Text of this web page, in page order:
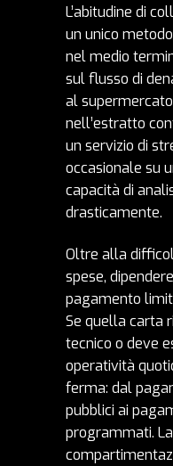
L’abitudine di
un unico
nel medio
sul flusso di
al
nell’estratto
un servizio di
occasionale su
capacità di
drasticamente.
Oltre alla
spese,
pagamento
Se quella carta
tecnico o deve
operatività
ferma: dal
pubblici ai
programmati.